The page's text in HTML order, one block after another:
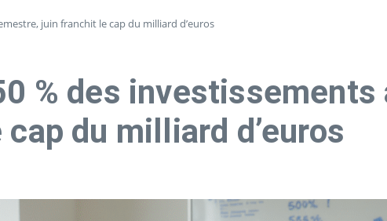
juin franchit le cap du milliard d’euros
% des
du milliard d’euros